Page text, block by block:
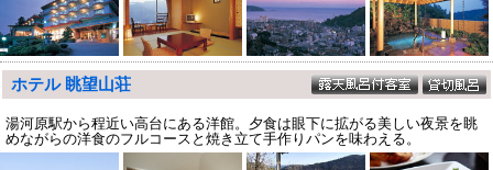
ホテル 眺望山荘
湯河原駅から程近い高台にある洋館。夕食は眼下に拡がる美しい夜景を眺
めながらの洋食のフルコースと焼き立て手作りパンを味わえる。